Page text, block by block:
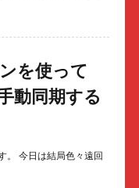
を使って
動同期する
。 今日は結局色々遠回